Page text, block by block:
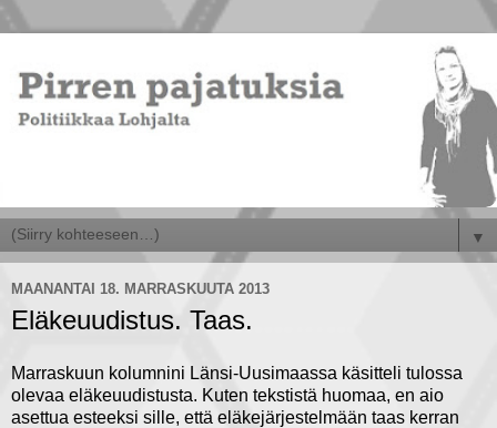
▼
MAANANTAI 18. MARRASKUUTA 2013
Eläkeuudistus. Taas.
Marraskuun kolumnini Länsi-Uusimaassa käsitteli tulossa
olevaa eläkeuudistusta. Kuten tekstistä huomaa, en aio
asettua esteeksi sille, että eläkejärjestelmään taas kerran